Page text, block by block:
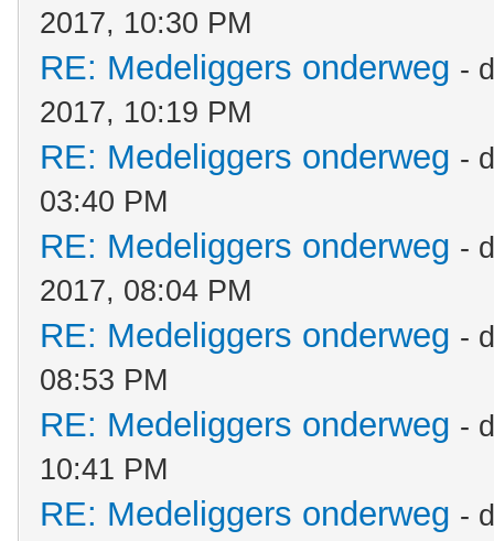
2017, 10:30 PM
RE: Medeliggers onderweg -
2017, 10:19 PM
RE: Medeliggers onderweg -
03:40 PM
RE: Medeliggers onderweg -
2017, 08:04 PM
RE: Medeliggers onderweg -
08:53 PM
RE: Medeliggers onderweg -
10:41 PM
RE: Medeliggers onderweg -